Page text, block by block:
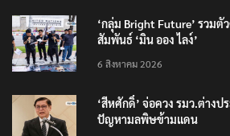
‘กลุ่ม Bright Future’ รวม
สัมพันธ์ ‘มิน ออง ไลง์’
6 สิงหาคม 2026
‘สีหศักดิ์’ จ่อควง รมว.ต่าง
ปัญหามลพิษข้ามแดน